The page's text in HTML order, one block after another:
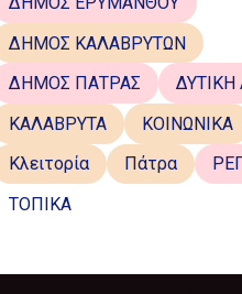
ΔΗΜΟΣ ΚΑΛΑΒΡΥΤΩΝ
ΔΗΜΟΣ ΠΑΤΡΑΣ
ΔΥΤΙΚΗ
ΚΑΛΑΒΡΥΤΑ
ΚΟΙΝΩΝΙΚΑ
Κλειτορία
Πάτρα
ΤΟΠΙΚΑ